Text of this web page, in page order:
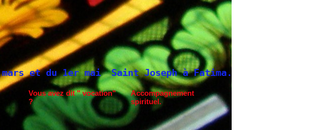
Saint Joseph à Fatima. Neuvaine à Saint Joseph
Vous avez dit " vocation"
?
Accompagnement
spirituel.